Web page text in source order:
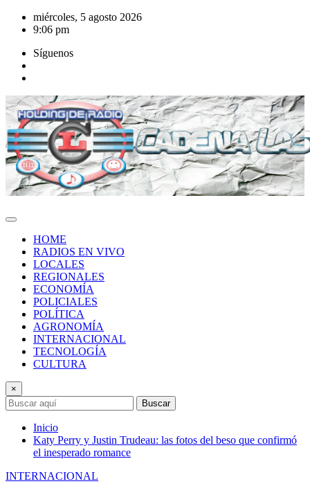
Saltar
miércoles, 5 agosto 2026
9:06 pm
Síguenos
HOME
RADIOS EN VIVO
LOCALES
REGIONALES
ECONOMÍA
POLICIALES
POLÍTICA
AGRONOMÍA
INTERNACIONAL
TECNOLOGÍA
CULTURA
×
Buscar
Inicio
Katy Perry y Justin Trudeau: las fotos del beso que confirmó
el inesperado romance
INTERNACIONAL